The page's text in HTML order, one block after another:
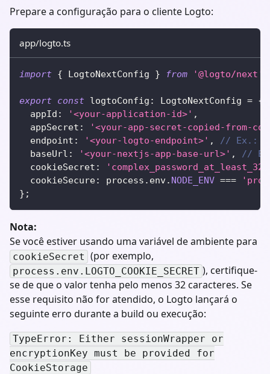
Prepare a configuração para o cliente Logto:
app/logto.ts
import { LogtoNextConfig } from '@logto/next'
export const logtoConfig : LogtoNextConfig = {
  appId
: '<your-application-id>' ,
  appSecret
:
'<your-app-secret-copied-from-
  endpoint
: '<your-logto-endpoint>' ,
// Ex.:
  baseUrl
: '<your-nextjs-app-base-url>' ,
//
  cookieSecret
:
  cookieSecure
: process . env. NODE_ENV ===
} ;
Nota:
Se você estiver usando uma variável de ambiente para
cookieSecret (por exemplo,
process.env.LOGTO_COOKIE_SECRET ), certifique-
se de que o valor tenha pelo menos 32 caracteres. Se
esse requisito não for atendido, o Logto lançará o
seguinte erro durante a build ou execução:
TypeError: Either sessionWrapper or
encryptionKey must be provided for
CookieStorage